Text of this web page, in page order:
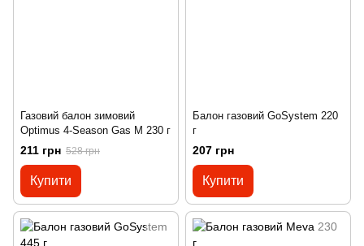
Газовий балон зимовий
Optimus 4-Season Gas M 230 г
211 грн 528 грн
Купити
Балон газовий GoSystem 220
г
207 грн
Купити